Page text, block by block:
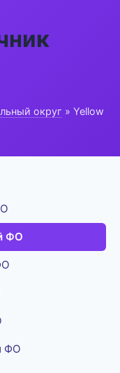
округ » Yellow
ФО
ФО